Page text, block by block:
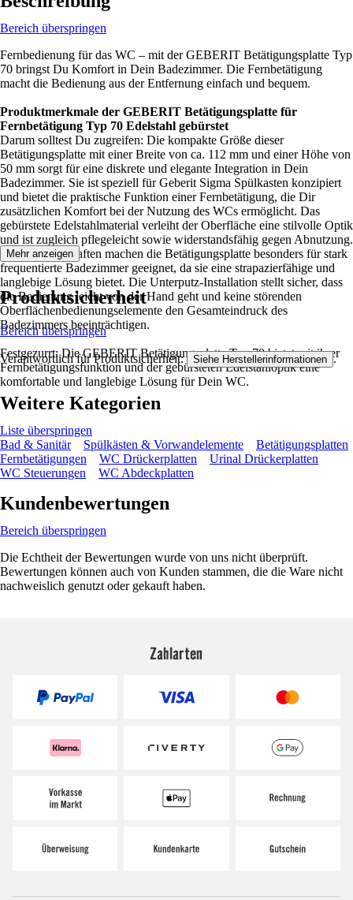
Bereich überspringen
Fernbedienung für das WC – mit der GEBERIT Betätigungsplatte Typ
70 bringst Du Komfort in Dein Badezimmer. Die Fernbetätigung
macht die Bedienung aus der Entfernung einfach und bequem.
Produktmerkmale der GEBERIT Betätigungsplatte für
Fernbetätigung Typ 70 Edelstahl gebürstet
Darum solltest Du zugreifen: Die kompakte Größe dieser
Betätigungsplatte mit einer Breite von ca. 112 mm und einer Höhe von
50 mm sorgt für eine diskrete und elegante Integration in Dein
Badezimmer. Sie ist speziell für Geberit Sigma Spülkasten konzipiert
und bietet die praktische Funktion einer Fernbetätigung, die Dir
zusätzlichen Komfort bei der Nutzung des WCs ermöglicht. Das
gebürstete Edelstahlmaterial verleiht der Oberfläche eine stilvolle Optik
und ist zugleich pflegeleicht sowie widerstandsfähig gegen Abnutzung.
Diese Eigenschaften machen die Betätigungsplatte besonders für stark
frequentierte Badezimmer geeignet, da sie eine strapazierfähige und
langlebige Lösung bietet. Die Unterputz-Installation stellt sicher, dass
die Bedienung leicht von der Hand geht und keine störenden
Oberflächenbedienungselemente den Gesamteindruck des
Badezimmers beeinträchtigen.
Festgezurrt: Die GEBERIT Betätigungsplatte Typ 70 bietet mit ihrer
Fernbetätigungsfunktion und der gebürsteten Edelstahloptik eine
komfortable und langlebige Lösung für Dein WC.
Mehr anzeigen
Produktsicherheit
Bereich überspringen
Verantwortlich für Produktsicherheit: Siehe Herstellerinformationen .
Weitere Kategorien
Liste überspringen
Bad & Sanitär
Spülkästen & Vorwandelemente
Betätigungsplatten
Fernbetätigungen
WC Drückerplatten
Urinal Drückerplatten
WC Steuerungen
WC Abdeckplatten
Kundenbewertungen
Bereich überspringen
Die Echtheit der Bewertungen wurde von uns nicht überprüft.
Bewertungen können auch von Kunden stammen, die die Ware nicht
nachweislich genutzt oder gekauft haben.
Zahlarten